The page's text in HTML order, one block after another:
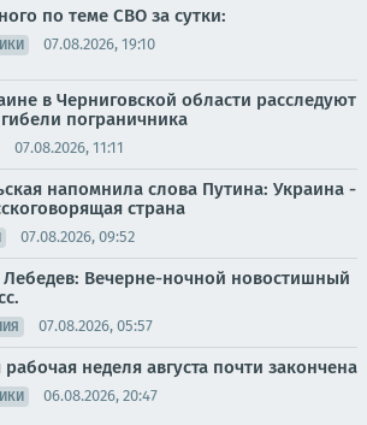
по теме СВО за сутки:
07.08.2026, 19:10
в Черниговской области расследуют
пограничника
07.08.2026, 11:11
напомнила слова Путина: Украина -
страна
07.08.2026, 09:52
Лебедев: Вечерне-ночной новостишный
07.08.2026, 05:57
неделя августа почти закончена
06.08.2026, 20:47